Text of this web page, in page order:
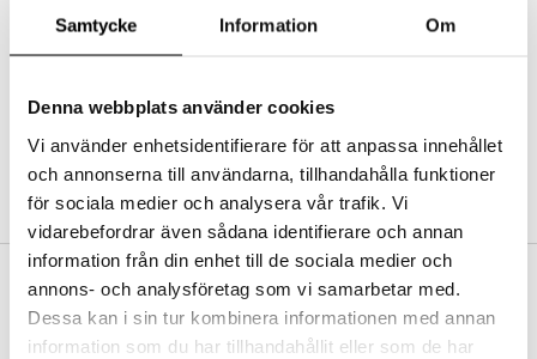
Samtycke Information Om
Denna webbplats använder cookies
Vi använder enhetsidentifierare för att anpassa innehållet
och annonserna till användarna, tillhandahålla funktioner
för sociala medier och analysera vår trafik. Vi
vidarebefordrar även sådana identifierare och annan
information från din enhet till de sociala medier och
annons- och analysföretag som vi samarbetar med.
Dessa kan i sin tur kombinera informationen med annan
information som du har tillhandahållit eller som de har
Abonnemang
Bevaka produkter
Recensera produkter
SKAPA KUND
VAD KOSTAR FRAKTEN?
Vi erbjuder fri frakt från 350 kr. Vår gräns för fraktfri leverans bestäms
utifån vilken avdelning du handlar från. Läs mer här »